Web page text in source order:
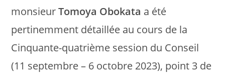
monsieurTomoya Obokata a été
pertinemment détaillée au cours de la
Cinquante-quatrième session du Conseil
(11 septembre – 6 octobre 2023), point 3 de